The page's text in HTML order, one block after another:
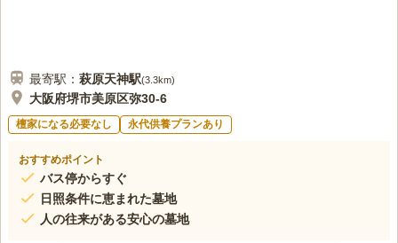
最寄駅： 萩原天神駅(3.3km)
大阪府堺市美原区弥30-6
檀家になる必要なし 永代供養プランあり
おすすめポイント
バス停からすぐ
日照条件に恵まれた墓地
人の往来がある安心の墓地